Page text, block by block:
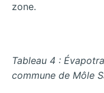
zone.
Tableau 4 :
commune de Môle